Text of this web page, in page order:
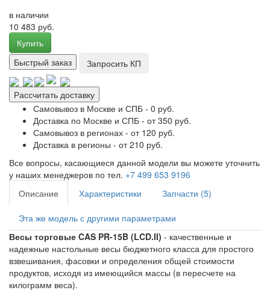
в наличии
10 483 руб.
Купить
Быстрый заказ
Запросить КП
Рассчитать доставку
Самовывоз в Москве и СПБ - 0 руб.
Доставка по Москве и СПБ - от 350 руб.
Самовывоз в регионах - от 120 руб.
Доставка в регионы - от 210 руб.
Все вопросы, касающиеся данной модели вы можете уточнить
у наших менеджеров по тел. +7 499 653 9196
Описание
Характеристики Запчасти (5)
Эта же модель с другими параметрами
Весы торговые CAS PR-15B (LCD.II) - качественные и
надежные настольные весы бюджетного класса для простого
взвешивания, фасовки и определения общей стоимости
продуктов, исходя из имеющийся массы (в пересчете на
килограмм веса).